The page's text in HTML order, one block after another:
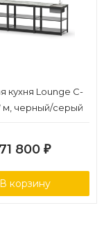
кухня Lounge C-
м, черный/серый
71 800 ₽
В корзину